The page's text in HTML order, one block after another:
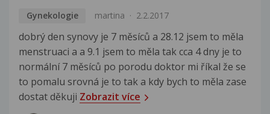
Gynekologie martina 2.2.2017
dobrý den synovy je 7 měsíců a 28.12 jsem to měla
menstruaci a a 9.1 jsem to měla tak cca 4 dny je to
normální 7 měsíců po porodu doktor mi říkal že se
to pomalu srovná je to tak a kdy bych to měla zase
dostat děkuji Zobrazit více